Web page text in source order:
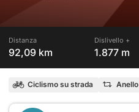
Distanza
92,09 km
Dislivello +
1.877 m
Ciclismo su strada Anello